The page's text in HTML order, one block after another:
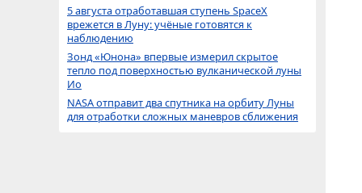
5 августа отработавшая ступень SpaceX
врежется в Луну: учёные готовятся к
наблюдению
Зонд «Юнона» впервые измерил скрытое
тепло под поверхностью вулканической луны
Ио
NASA отправит два спутника на орбиту Луны
для отработки сложных маневров сближения